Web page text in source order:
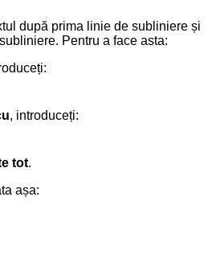
după prima linie de subliniere și
Pentru a face asta:
, introduceți:
tot.
așa: